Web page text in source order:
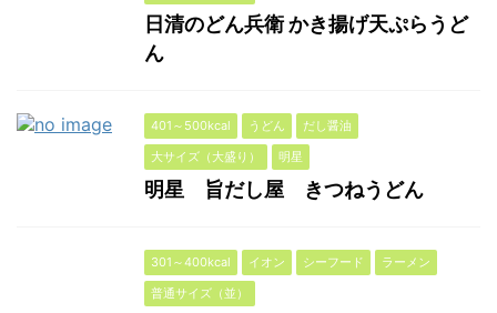
日清のどん兵衛 かき揚げ天ぷらうど
ん
401～500kcal うどん
だし醤油
大サイズ（大盛り）
明星
明星 旨だし屋 きつねうどん
301～400kcal イオン シーフード
ラーメン
普通サイズ（並）